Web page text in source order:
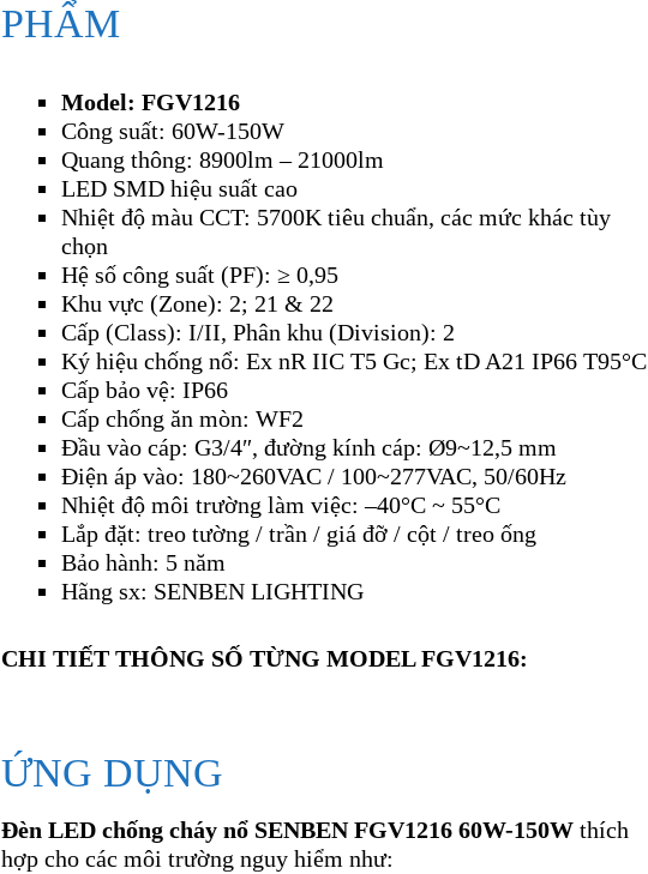
PHẨM
Model: FGV1216
Công suất: 60W-150W
Quang thông: 8900lm – 21000lm
LED SMD hiệu suất cao
Nhiệt độ màu CCT: 5700K tiêu chuẩn, các mức khác tùy
chọn
Hệ số công suất (PF): ≥ 0,95
Khu vực (Zone): 2; 21 & 22
Cấp (Class): I/II, Phân khu (Division): 2
Ký hiệu chống nổ: Ex nR IIC T5 Gc; Ex tD A21 IP66 T95°C
Cấp bảo vệ: IP66
Cấp chống ăn mòn: WF2
Đầu vào cáp: G3/4″, đường kính cáp: Ø9~12,5 mm
Điện áp vào: 180~260VAC / 100~277VAC, 50/60Hz
Nhiệt độ môi trường làm việc: –40°C ~ 55°C
Lắp đặt: treo tường / trần / giá đỡ / cột / treo ống
Bảo hành: 5 năm
Hãng sx: SENBEN LIGHTING
CHI TIẾT THÔNG SỐ TỪNG MODEL FGV1216:
ỨNG DỤNG
Đèn LED chống cháy nổ SENBEN FGV1216 60W-150Wthích
hợp cho các môi trường nguy hiểm như: